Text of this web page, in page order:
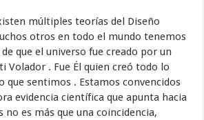
múltiples teorías del Diseño
otros en todo el mundo tenemos
que el universo fue creado por un
Volador . Fue Él quien creó todo lo
que sentimos . Estamos convencidos
evidencia científica que apunta hacia
no es más que una coincidencia,